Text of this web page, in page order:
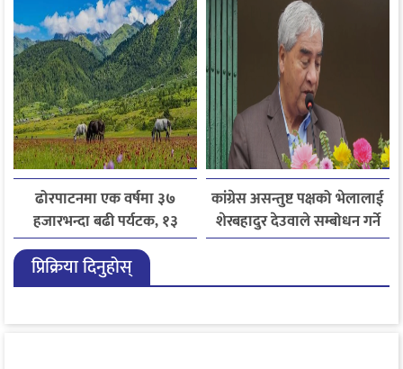
ढोरपाटनमा एक वर्षमा ३७
हजारभन्दा बढी पर्यटक, १३
हजारले बढ्यो आगमन
कांग्रेस असन्तुष्ट पक्षको भेलालाई
शेरबहादुर देउवाले सम्बोधन गर्ने
प्रिक्रिया दिनुहोस्